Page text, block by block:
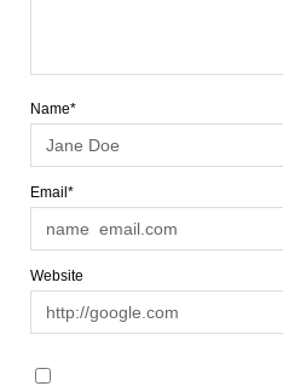
Name*
Email*
Website